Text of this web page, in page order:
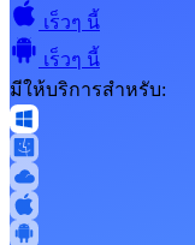
เร็วๆ นี้
เร็วๆ นี้
มีให้บริการสำหรับ: